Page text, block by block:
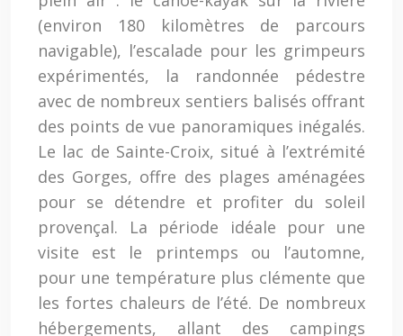
(environ 180 kilomètres de parcours
navigable), l’escalade pour les grimpeurs
expérimentés, la randonnée pédestre
avec de nombreux sentiers balisés offrant
des points de vue panoramiques inégalés.
Le lac de Sainte-Croix, situé à l’extrémité
des Gorges, offre des plages aménagées
pour se détendre et profiter du soleil
provençal. La période idéale pour une
visite est le printemps ou l’automne,
pour une température plus clémente que
les fortes chaleurs de l’été. De nombreux
hébergements, allant des campings